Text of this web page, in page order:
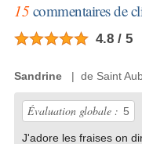
15commentaires de
4.8 / 5
Sandrine | de Saint
Évaluation globale : 5
J'adore les fraises on